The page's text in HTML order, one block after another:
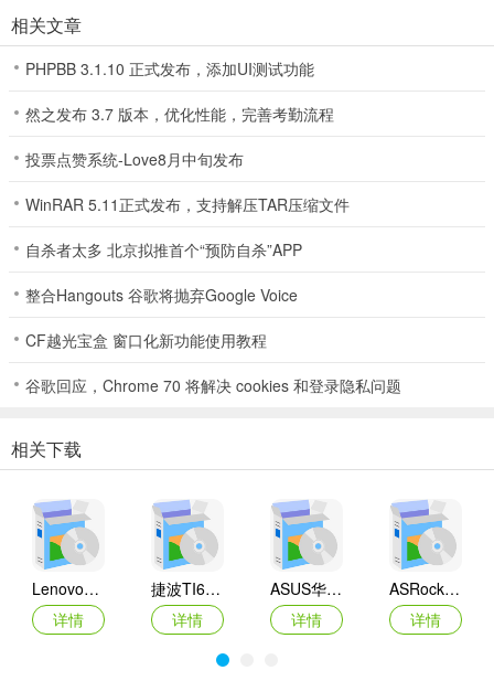
相关文章
PHPBB 3.1.10 正式发布，添加UI测试功能
然之发布 3.7 版本，优化性能，完善考勤流程
投票点赞系统-Love8月中旬发布
WinRAR 5.11正式发布，支持解压TAR压缩文件
自杀者太多 北京拟推首个“预防自杀”APP
整合Hangouts 谷歌将抛弃Google Voice
CF越光宝盒 窗口化新功能使用教程
谷歌回应，Chrome 70 将解决 cookies 和登录隐私问题
相关下载
Lenovo联想 Ideapad Z465/Z565系列笔记本 声卡驱动
详情
捷波TI61AG-A主板BIOS
详情
ASUS华硕F1A55-M LX3 R2.0主板BIOS
详情
ASRock华擎IMB-A160主板BIOS
详情